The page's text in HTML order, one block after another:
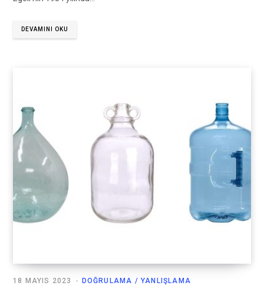
DEVAMINI OKU
DOĞRULAMA / YANLIŞLAMA
18 MAYIS 2023